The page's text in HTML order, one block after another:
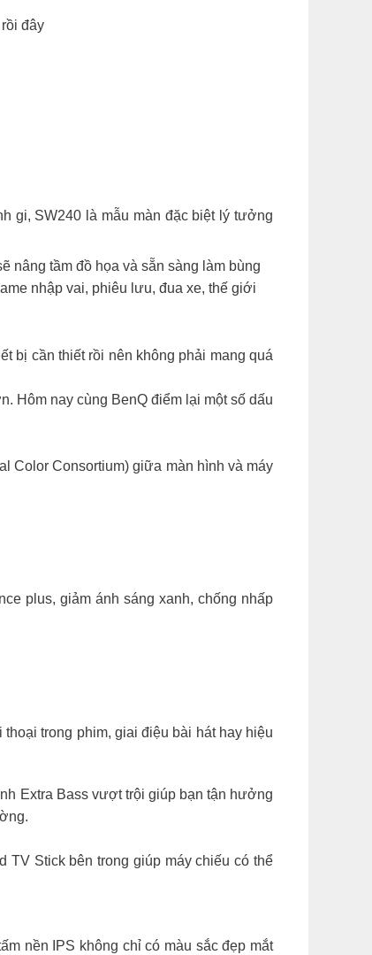
đây
gi, SW240 là mẫu màn đặc biệt lý tưởng
nâng tầm đồ họa và sẵn sàng làm bùng
nhập vai, phiêu lưu, đua xe, thế giới
bị cần thiết rồi nên không phải mang quá
Hôm nay cùng BenQ điểm lại một số dấu
Color Consortium) giữa màn hình và máy
plus, giảm ánh sáng xanh, chống nhấp
trong phim, giai điệu bài hát hay hiệu
Extra Bass vượt trội giúp bạn tận hưởng
TV Stick bên trong giúp máy chiếu có thể
nền IPS không chỉ có màu sắc đẹp mắt